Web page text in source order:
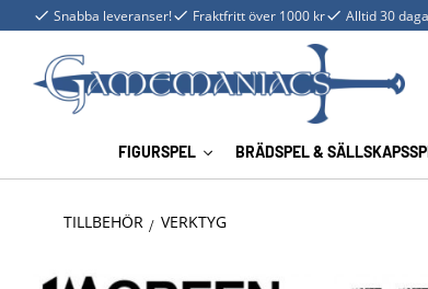
Snabba leveranser! Fraktfritt över 1000 kr Alltid 30
FIGURSPEL BRÄDSPEL &
TILLBEHÖR VERKTYG